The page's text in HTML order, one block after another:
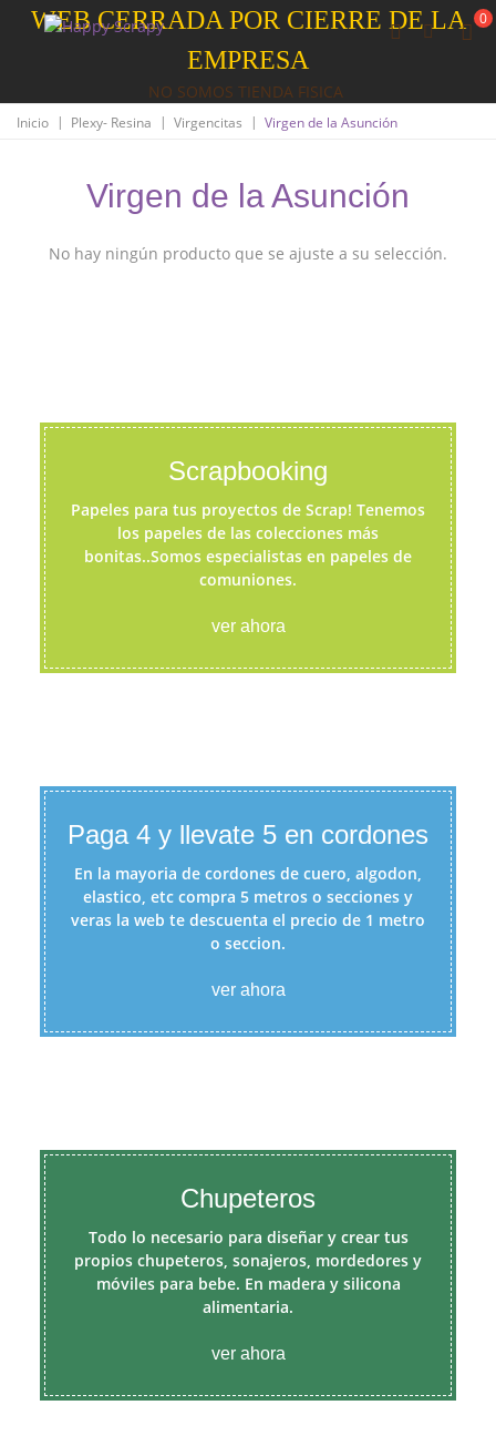
WEB CERRADA POR CIERRE DE LA
EMPRESA
NO SOMOS TIENDA FISICA
0
Inicio | Plexy- Resina | Virgencitas | Virgen de la Asunción
Virgen de la Asunción
No hay ningún producto que se ajuste a su selección.
Scrapbooking
Papeles para tus proyectos de Scrap! Tenemos
los papeles de las colecciones más
bonitas..Somos especialistas en papeles de
comuniones.
ver ahora
Paga 4 y llevate 5 en cordones
En la mayoria de cordones de cuero, algodon,
elastico, etc compra 5 metros o secciones y
veras la web te descuenta el precio de 1 metro
o seccion.
ver ahora
Chupeteros
Todo lo necesario para diseñar y crear tus
propios chupeteros, sonajeros, mordedores y
móviles para bebe. En madera y silicona
alimentaria.
ver ahora